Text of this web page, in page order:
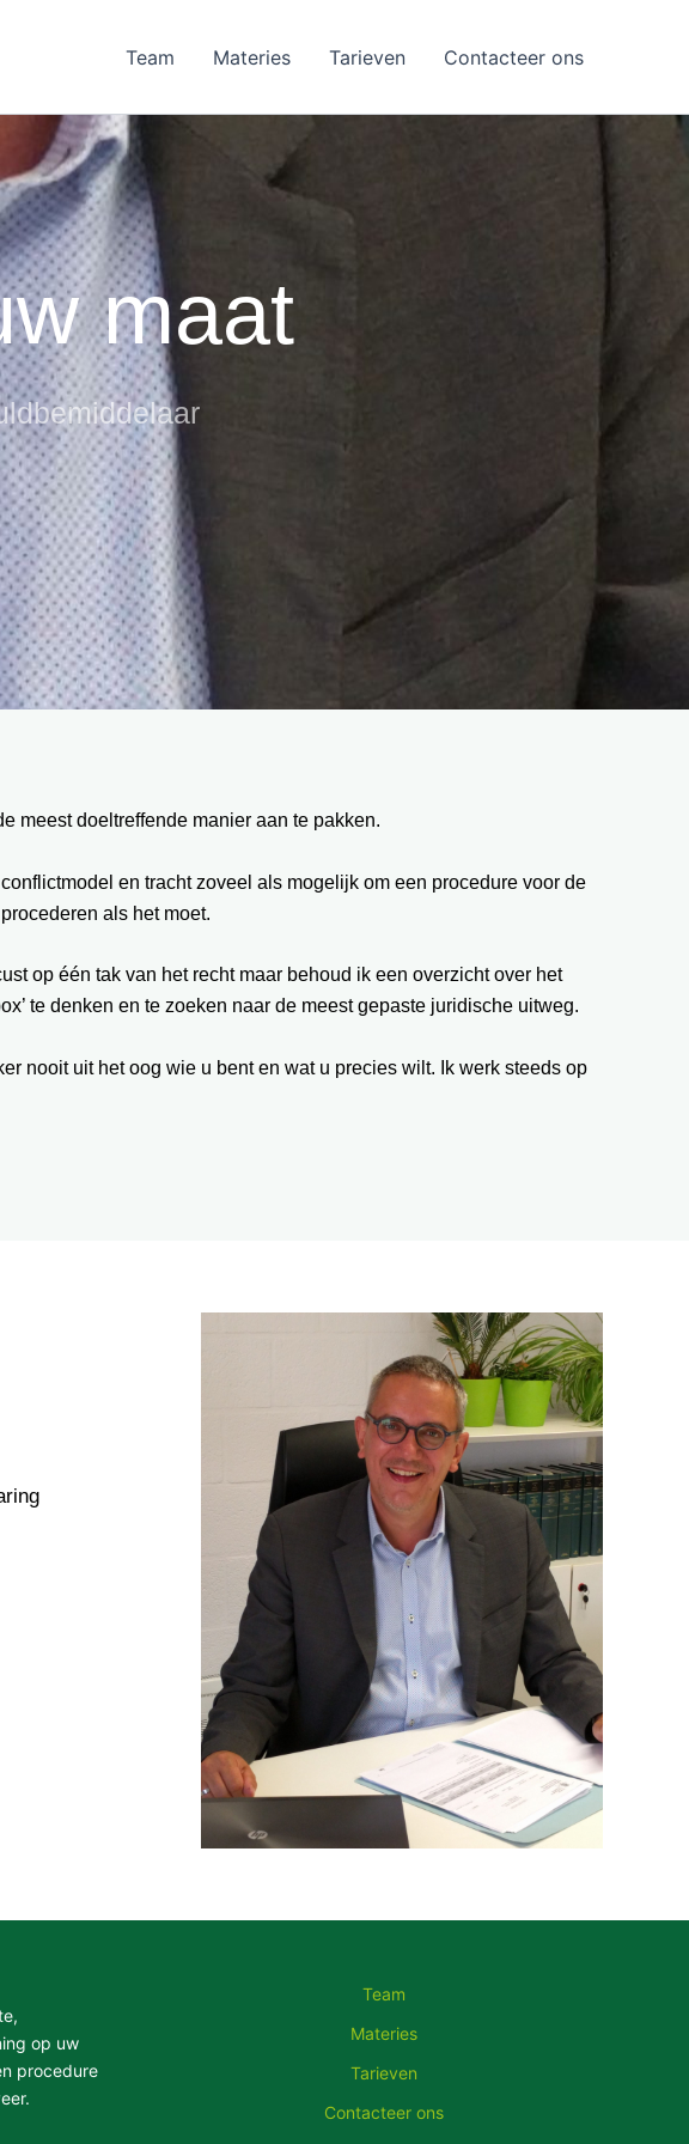
Team Materies Tarieven Contacteer ons
maat
meest doeltreffende manier aan te pakken.
en tracht zoveel als mogelijk om een procedure voor de
als het moet.
op één tak van het recht maar behoud ik een overzicht over het
te denken en te zoeken naar de meest gepaste juridische uitweg.
nooit uit het oog wie u bent en wat u precies wilt. Ik werk steeds op
op uw
procedure
Team
Materies
Tarieven
Contacteer ons